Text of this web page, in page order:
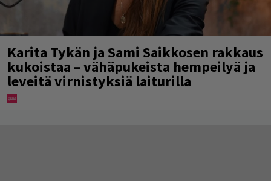
Karita Tykän ja Sami Saikkosen rakkaus
kukoistaa – vähäpukeista hempeilyä ja
leveitä virnistyksiä laiturilla